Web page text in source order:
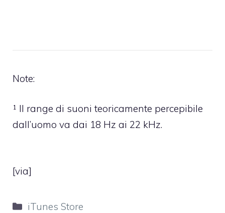
Note:
¹ Il range di suoni teoricamente percepibile
dall’uomo va dai 18 Hz ai 22 kHz.
[via]
Categorie
iTunes Store